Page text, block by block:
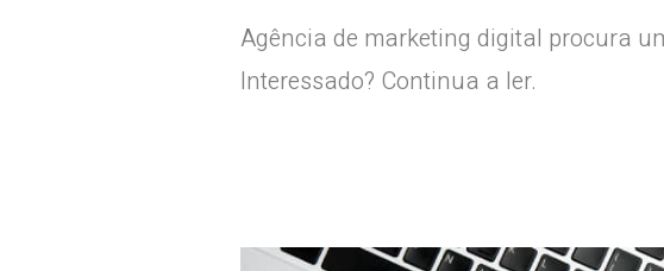
Agência de marketing digital procura
Interessado? Continua a ler.